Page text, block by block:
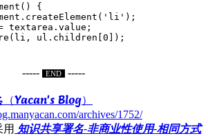
{
textarea.value;
ul.children[0]);
----- END -----
Yacan's Blog）
archives/1752/
知识共享署名-非商业性使用-相同方式